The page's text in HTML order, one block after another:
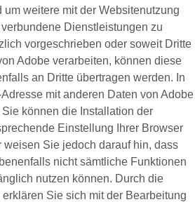
weitere mit der Websitenutzung
Dienstleistungen zu
vorgeschrieben oder soweit Dritte
Adobe verarbeiten, können diese
an Dritte übertragen werden. In
mit anderen Daten von Adobe
können die Installation der
Einstellung Ihrer Browser
weisen Sie jedoch darauf hin, dass
nicht sämtliche Funktionen
nutzen können. Durch die
Sie sich mit der Bearbeitung